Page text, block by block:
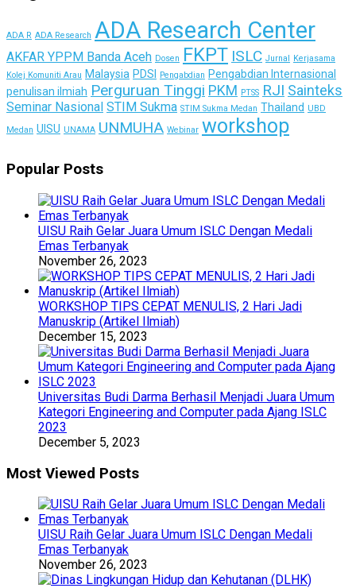
ADA R ADA Research ADA Research Center
AKFAR YPPM Banda Aceh Dosen FKPT ISLC Jurnal
Kerjasama
Kolej Komuniti Arau Malaysia PDSI Pengabdian Pengabdian Internasional
penulisan ilmiah Perguruan Tinggi PKM PTSS RJI Sainteks
Seminar Nasional STIM Sukma STIM Sukma Medan Thailand UBD
Medan UISU UNAMA UNMUHA Webinar workshop
Popular Posts
UISU Raih Gelar Juara Umum ISLC Dengan Medali
Emas Terbanyak
November 26, 2023
WORKSHOP TIPS CEPAT MENULIS, 2 Hari Jadi
Manuskrip (Artikel Ilmiah)
December 15, 2023
Universitas Budi Darma Berhasil Menjadi Juara Umum
Kategori Engineering and Computer pada Ajang ISLC
2023
December 5, 2023
Most Viewed Posts
UISU Raih Gelar Juara Umum ISLC Dengan Medali
Emas Terbanyak
November 26, 2023